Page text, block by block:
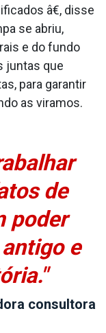
â€, disse
se abriu,
e do fundo
juntas que
para garantir
as viramos.
de
poder
e
consultora